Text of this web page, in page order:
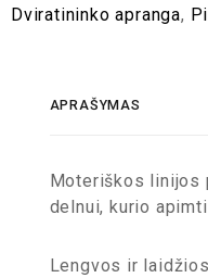
Dviratininko apranga,
APRAŠYMAS
Moteriškos linijos
delnui, kurio
Lengvos ir